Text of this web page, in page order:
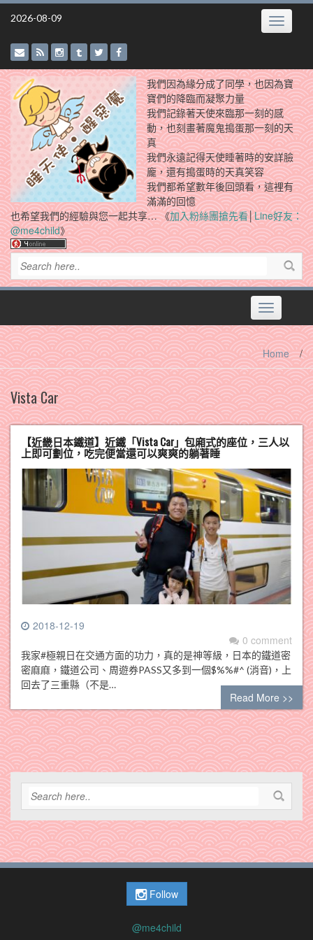
Skip
2026-08-09 Toggle
我們因為緣分成了同學，也因為寶
寶們的降臨而凝聚力量
我們記錄著天使來臨那一刻的感
動，也刻畫著魔鬼搗蛋那一刻的天
真
我們永遠記得天使睡著時的安詳臉
龐，還有搗蛋時的天真笑容
我們都希望數年後回頭看，這裡有
滿滿的回憶
也希望我們的經驗與您一起共享… 《加入粉絲團搶先看│Line好友：
@me4child》
Toggle
navigation
Home /
Vista Car
【近畿日本鐵道】近鐵「Vista Car」包廂式的座位，三人以
上即可劃位，吃完便當還可以爽爽的躺著睡
2018-12-19
0 comment
我家#極親日在交通方面的功力，真的是神等級，日本的鐵道密
密麻麻，鐵道公司、周遊券PASS又多到一個$%%#^ (消音)，上
回去了三重縣（不是…
Read More >>
Follow
@me4child